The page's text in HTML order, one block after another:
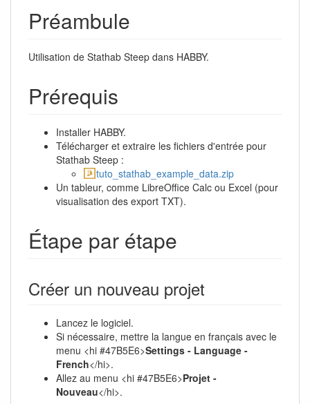
Préambule
Utilisation de Stathab Steep dans HABBY.
Prérequis
Installer HABBY.
Télécharger et extraire les fichiers d'entrée pour
Stathab Steep :
tuto_stathab_example_data.zip
Un tableur, comme LibreOffice Calc ou Excel (pour
visualisation des export TXT).
Étape par étape
Créer un nouveau projet
Lancez le logiciel.
Si nécessaire, mettre la langue en français avec le
menu <hi #47B5E6>Settings - Language -
French</hi>.
Allez au menu <hi #47B5E6>Projet -
Nouveau</hi>.